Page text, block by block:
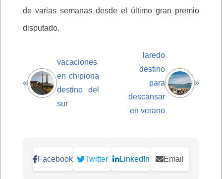
de varias semanas desde el último gran premio
disputado.
«
vacaciones
en chipiona
destino del
sur
laredo
destino
para
descansar
en verano
»
Facebook Twitter LinkedIn Email